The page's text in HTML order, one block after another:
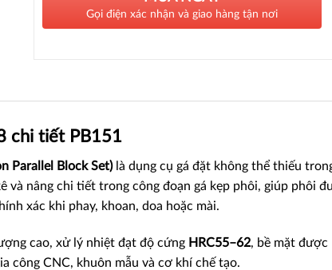
Gọi điện xác nhận và giao hàng tận nơi
chi tiết PB151
Parallel Block Set)là dụng cụ gá đặt không thể thiếu
và nâng chi tiết trong công đoạn gá kẹp phôi, giúp phôi
xác khi phay, khoan, doa hoặc mài.
cao, xử lý nhiệt đạt độ cứng HRC55–62, bề mặt được
công CNC, khuôn mẫu và cơ khí chế tạo.